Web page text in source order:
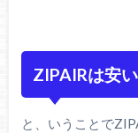
ZIPAIRは安い
と、いうことで